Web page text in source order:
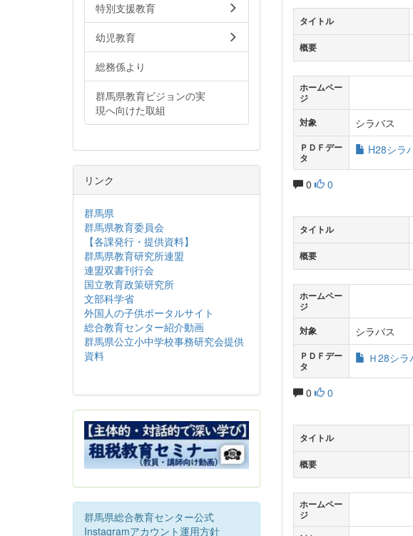
タイトル
概要
ホームペー
ジ
対象
シラバス
ＰＤＦデー
タ
H28シラ
0 0
タイトル
概要
ホームペー
ジ
対象
シラバス
ＰＤＦデー
タ
Ｈ28シ
0 0
タイトル
概要
ホームペー
ジ
特別支援教育
幼児教育
総務係より
群馬県教育ビジョンの実
現へ向けた取組
リンク
群馬県
群馬県教育委員会
【各課発行・提供資料】
群馬県教育研究所連盟
連盟双書刊行会
国立教育政策研究所
文部科学省
外国人の子供ポータルサイト
総合教育センター紹介動画
群馬県公立小中学校事務研究会提供
資料
群馬県総合教育センター公式
Instagramアカウント運用方針